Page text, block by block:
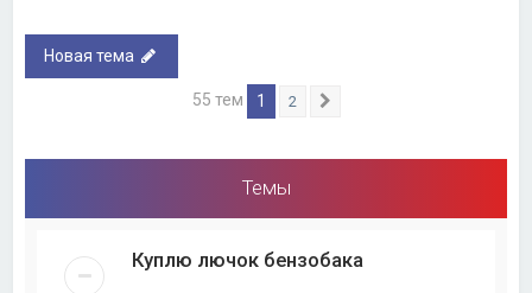
Новая тема
55 тем 1 2
Темы
Куплю лючок бензобака